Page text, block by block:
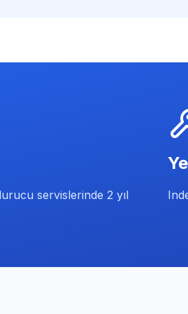
servislerinde 2 yıl